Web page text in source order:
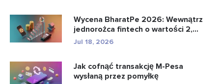
Wycena BharatPe 2026: Wewnątrz
jednorożca fintech o wartości 2,...
Jul 18, 2026
Jak cofnąć transakcję M-Pesa
wysłaną przez pomyłkę